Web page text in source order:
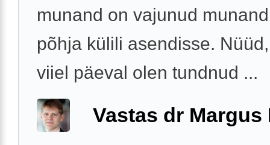
munand on vajunud
põhja külili asendisse.
viiel päeval olen tundnud ...
Vastas dr Margus